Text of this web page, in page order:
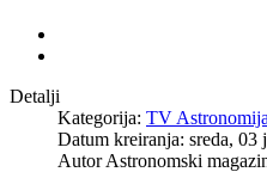
Detalji
Kategorija: TV Astronomija
Datum kreiranja: sreda, 03
AutorAstronomski